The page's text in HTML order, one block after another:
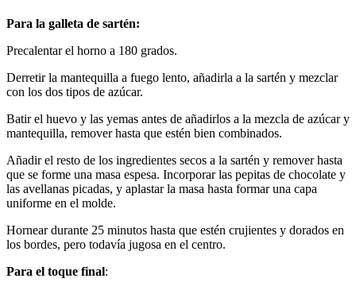
Para la galleta de sartén:
Precalentar el horno a 180 grados.
Derretir la mantequilla a fuego lento, añadirla a la sartén y mezclar
con los dos tipos de azúcar.
Batir el huevo y las yemas antes de añadirlos a la mezcla de azúcar y
mantequilla, remover hasta que estén bien combinados.
Añadir el resto de los ingredientes secos a la sartén y remover hasta
que se forme una masa espesa. Incorporar las pepitas de chocolate y
las avellanas picadas, y aplastar la masa hasta formar una capa
uniforme en el molde.
Hornear durante 25 minutos hasta que estén crujientes y dorados en
los bordes, pero todavía jugosa en el centro.
Para el toque final: